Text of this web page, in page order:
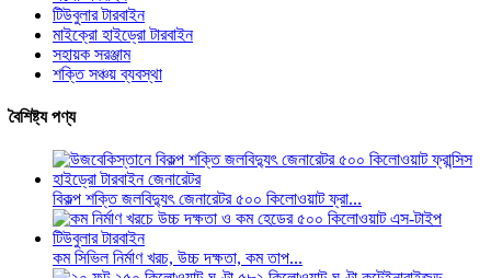
টিউবুলার টারবাইন
মাইক্রো হাইড্রো টারবাইন
সহায়ক সরঞ্জাম
শক্তি সঞ্চয় ব্যবস্থা
বৈশিষ্ট্য পণ্য
বিকল্প শক্তি জলবিদ্যুৎ জেনারেটর ৫০০ কিলোওয়াট ফ্রা...
কম সিভিল নির্মাণ খরচ, উচ্চ দক্ষতা, কম তাপ...